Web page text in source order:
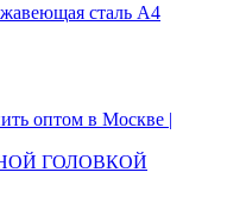
сталь A4
ГОЛОВКОЙ